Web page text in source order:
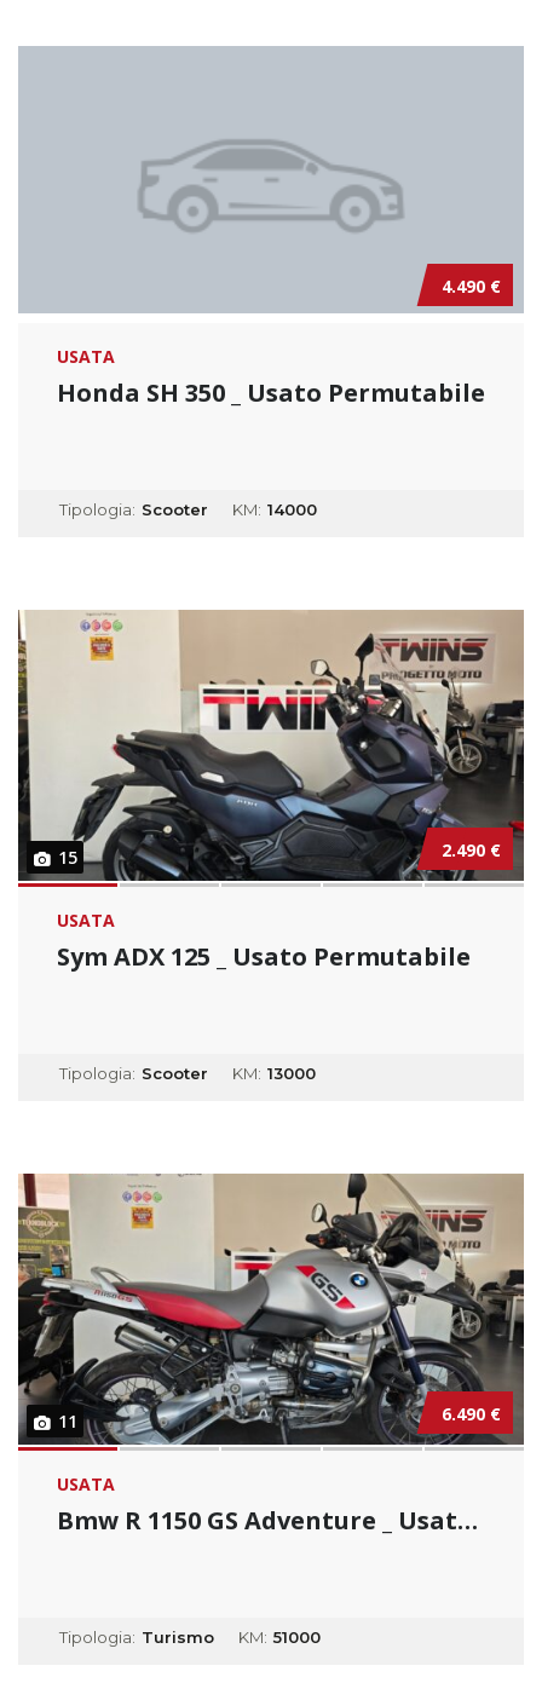
4.490 €
USATA
Honda SH 350 _ Usato Permutabile
Tipologia: Scooter KM: 14000
15 2.490 €
USATA
Sym ADX 125 _ Usato Permutabile
Tipologia: Scooter KM: 13000
11 6.490 €
USATA
Bmw R 1150 GS Adventure _ Usato Permutabile....
Tipologia: Turismo KM: 51000